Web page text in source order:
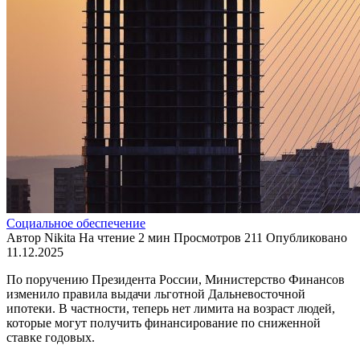
Социальное обеспечение
Автор Nikita На чтение 2 мин Просмотров 211 Опубликовано
11.12.2025
По поручению Президента России, Министерство Финансов
изменило правила выдачи льготной Дальневосточной
ипотеки. В частности, теперь нет лимита на возраст людей,
которые могут получить финансирование по сниженной
ставке годовых.